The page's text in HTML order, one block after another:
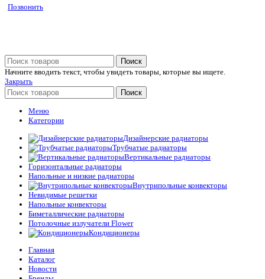
Позвонить
Поиск
Начните вводить текст, чтобы увидеть товары, которые вы ищете.
Закрыть
Поиск
Меню
Категории
Дизайнерские радиаторы
Трубчатые радиаторы
Вертикальные радиаторы
Горизонтальные радиаторы
Напольные и низкие радиаторы
Внутрипольные конвекторы
Невидимые решетки
Напольные конвекторы
Биметаллические радиаторы
Потолочные излучатели Flower
Кондиционеры
Главная
Каталог
Новости